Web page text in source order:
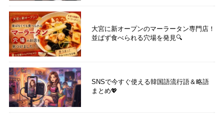
大宮に新オープンのマーラータン専門店！
並ばず食べられる穴場を発見🔍
SNSで今すぐ使える韓国語流行語＆略語
まとめ💖